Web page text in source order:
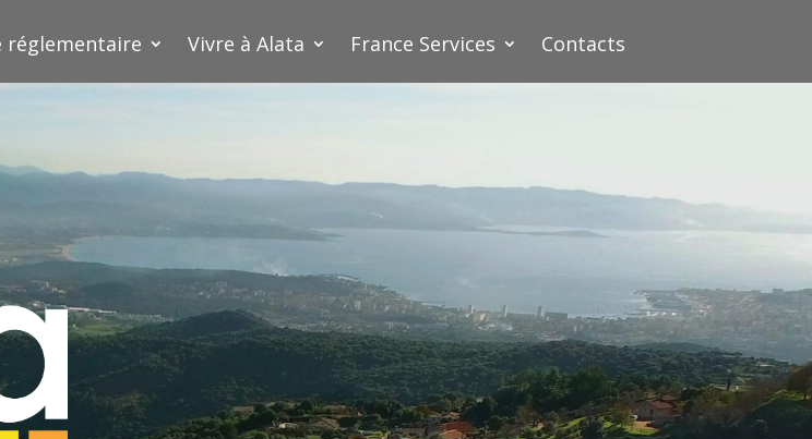
réglementaire Vivre à Alata France Services Contacts